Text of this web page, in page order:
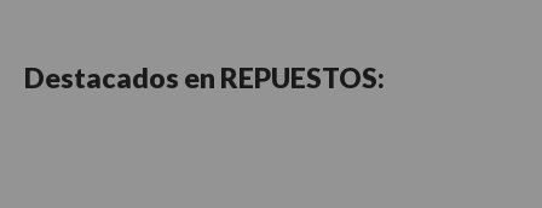
Destacados en REPUESTOS: